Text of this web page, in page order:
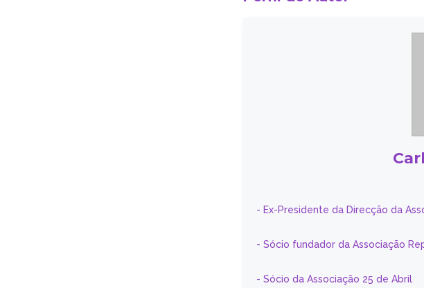
- Ex-Presidente da Direcção da
- Sócio fundador da Associação
- Sócio da Associação 25 de Abril